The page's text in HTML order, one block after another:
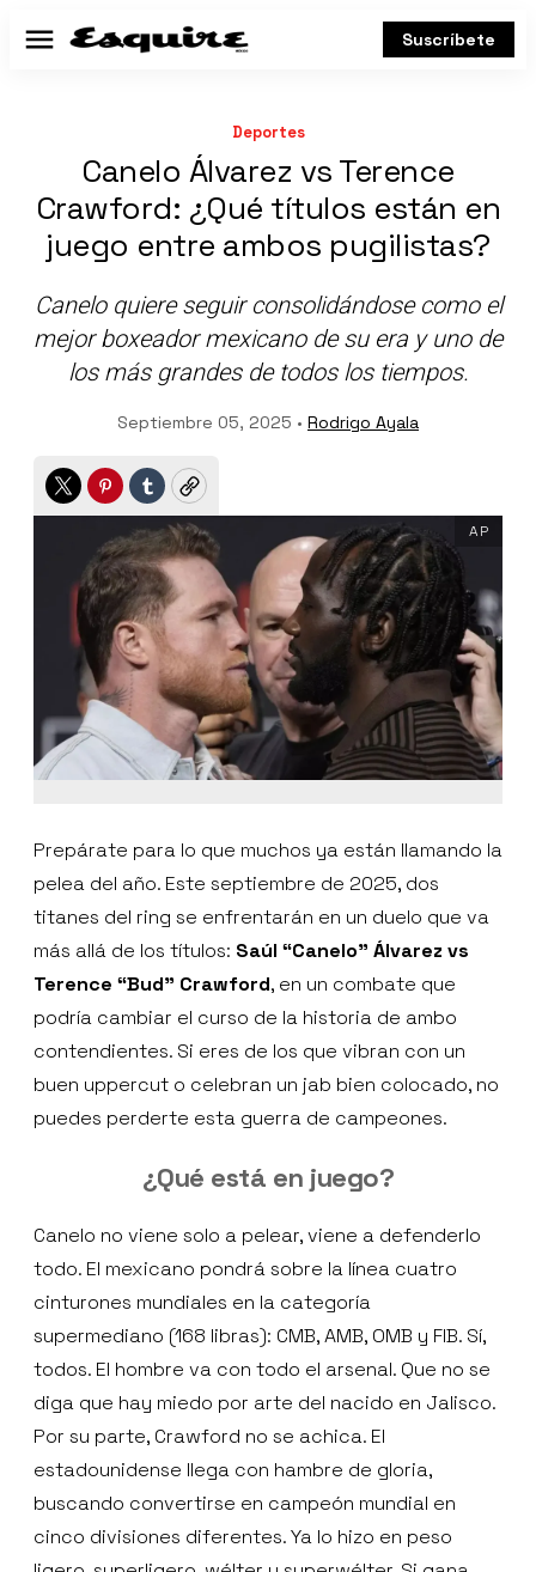
Menú Suscríbete
Deportes
Canelo Álvarez vs Terence
Crawford: ¿Qué títulos están en
juego entre ambos pugilistas?
Canelo quiere seguir consolidándose como el
mejor boxeador mexicano de su era y uno de
los más grandes de todos los tiempos.
Septiembre 05, 2025 • Rodrigo Ayala
TwitterPinterest
TumblrCopy
AP
Prepárate para lo que muchos ya están llamando la
pelea del año. Este septiembre de 2025, dos
titanes del ring se enfrentarán en un duelo que va
más allá de los títulos: Saúl “Canelo” Álvarez vs
Terence “Bud” Crawford, en un combate que
podría cambiar el curso de la historia de ambo
contendientes. Si eres de los que vibran con un
buen uppercut o celebran un jab bien colocado, no
puedes perderte esta guerra de campeones.
¿Qué está en juego?
Canelo no viene solo a pelear, viene a defenderlo
todo. El mexicano pondrá sobre la línea cuatro
cinturones mundiales en la categoría
supermediano (168 libras): CMB, AMB, OMB y FIB. Sí,
todos. El hombre va con todo el arsenal. Que no se
diga que hay miedo por arte del nacido en Jalisco.
Por su parte, Crawford no se achica. El
estadounidense llega con hambre de gloria,
buscando convertirse en campeón mundial en
cinco divisiones diferentes. Ya lo hizo en peso